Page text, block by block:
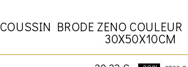
COUSSIN BRODE ZENO
30X50X10CM